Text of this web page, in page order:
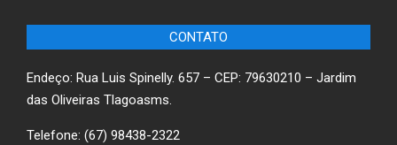
CONTATO
Endeço: Rua Luis Spinelly. 657 – CEP: 79630210 – Jardim
das Oliveiras Tlagoasms.
Telefone: (67) 98438-2322